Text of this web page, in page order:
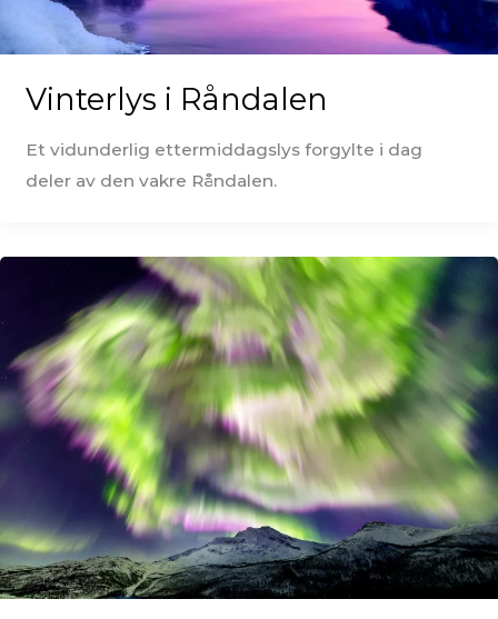
Vinterlys i Råndalen
Et vidunderlig ettermiddagslys forgylte i dag
deler av den vakre Råndalen.